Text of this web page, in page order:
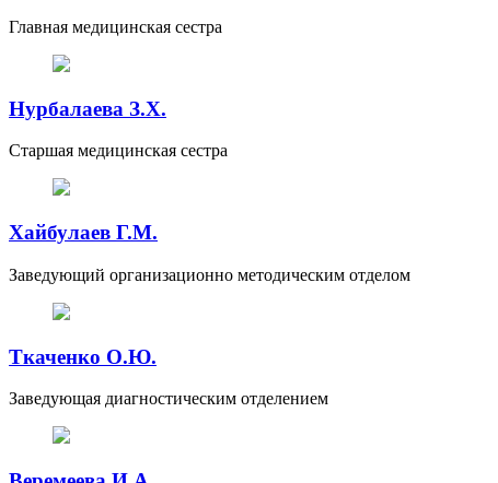
Главная медицинская сестра
Нурбалаева З.Х.
Старшая медицинская сестра
Хайбулаев Г.М.
Заведующий организационно методическим отделом
Ткаченко О.Ю.
Заведующая диагностическим отделением